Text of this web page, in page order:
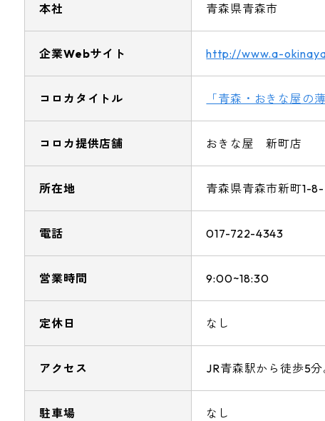
本社 青森県青森市
企業Webサイト http://www.a-
コロカタイトル 「青森・おきな屋の
コロカ提供店舗 おきな屋 新町店
所在地 青森県青森市新町1-
電話 017-722-4343
営業時間 9:00~18:30
定休日 なし
アクセス JR青森駅から徒歩5
駐車場 なし